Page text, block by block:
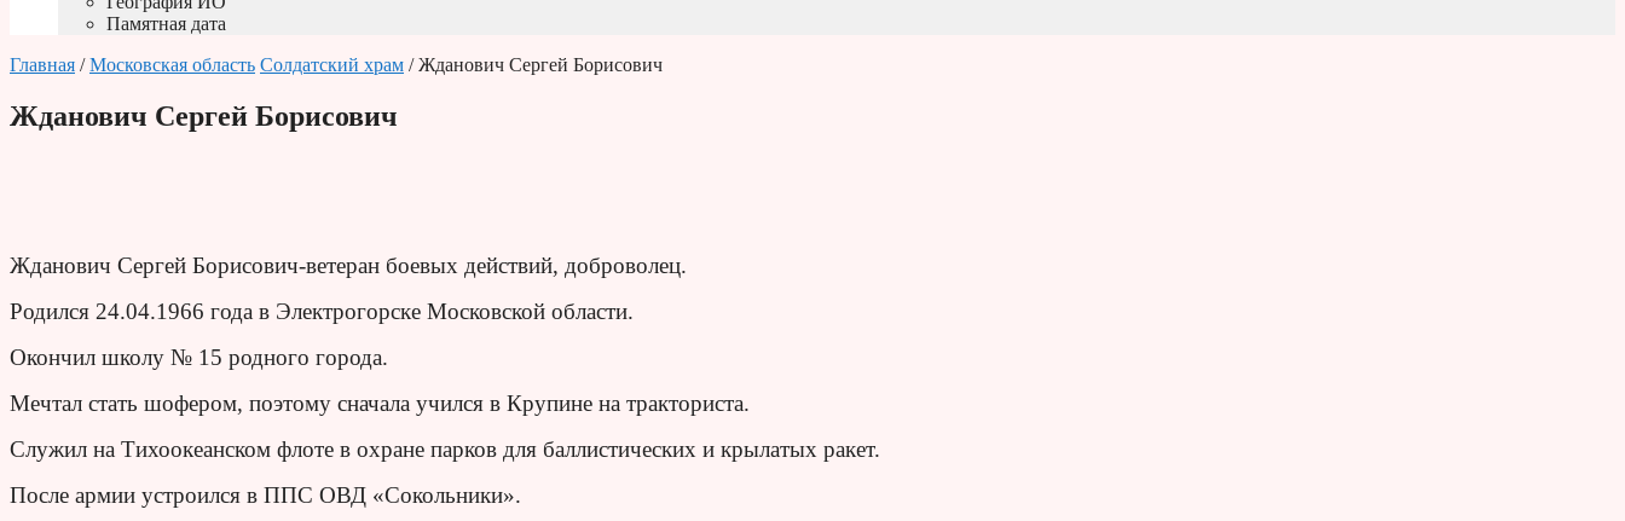
Памятная дата
Главная /Московская область Солдатский храм / Жданович Сергей Борисович
Жданович Сергей Борисович
Жданович Сергей Борисович-ветеран боевых действий, доброволец.
Родился 24.04.1966 года в Электрогорске Московской области.
Окончил школу № 15 родного города.
Мечтал стать шофером, поэтому сначала учился в Крупине на тракториста.
Служил на Тихоокеанском флоте в охране парков для баллистических и крылатых ракет.
После армии устроился в ППС ОВД «Сокольники».